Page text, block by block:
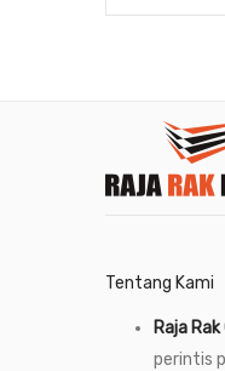
Tentang Kami
Raja
perintis